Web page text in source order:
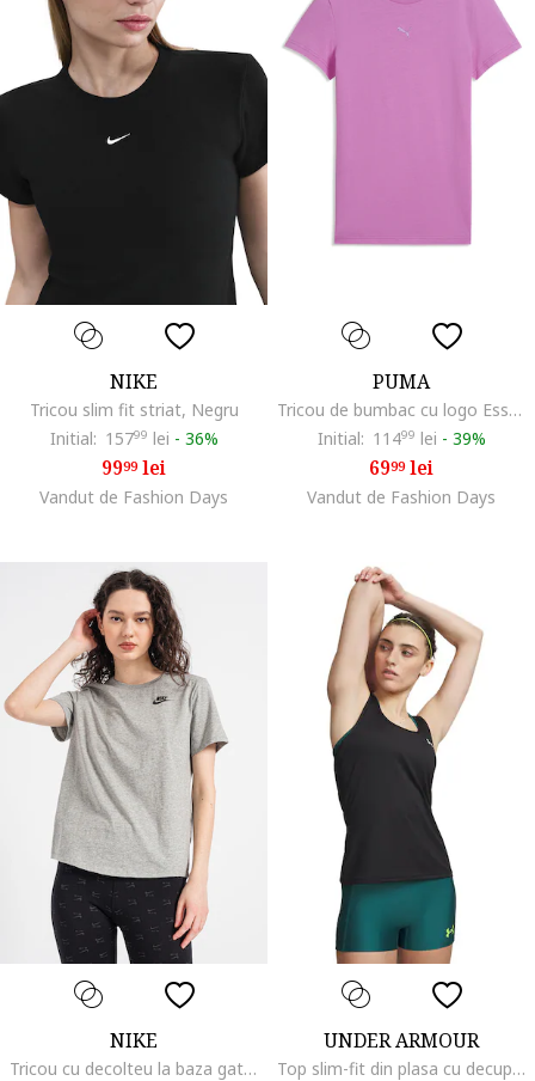
NIKE
Tricou slim fit striat, Negru
Initial: 15799 lei - 36%
9999lei
Vandut de Fashion Days
PUMA
Tricou de bumbac cu logo Essentials, Roz orhidee
Initial: 11499 lei - 39%
6999lei
Vandut de Fashion Days
NIKE
Tricou cu decolteu la baza gatului Sportswear Club Essentials, Gri melange
UNDER ARMOUR
Top slim-fit din plasa cu decupaj pe partea din spate pentru fitness Tech, Negru